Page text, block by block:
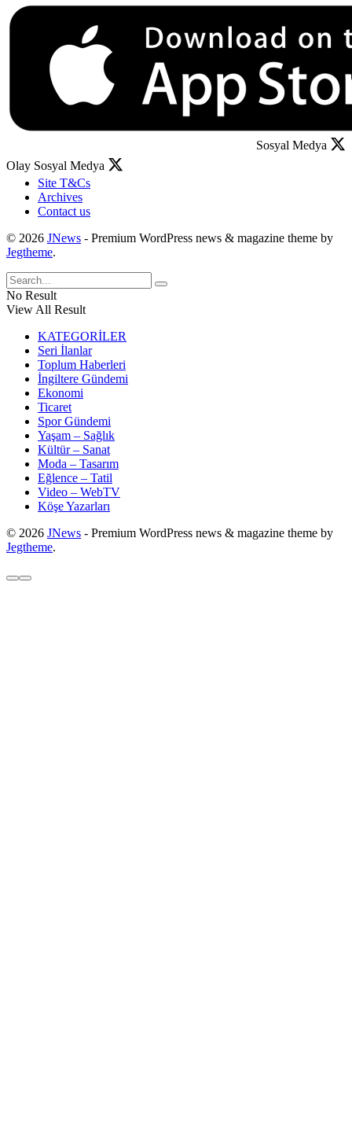
Sosyal Medya
Olay Sosyal Medya
Site T&Cs
Archives
Contact us
© 2026 JNews - Premium WordPress news & magazine theme by
Jegtheme.
No Result
View All Result
KATEGORİLER
Seri İlanlar
Toplum Haberleri
İngiltere Gündemi
Ekonomi
Ticaret
Spor Gündemi
Yaşam – Sağlık
Kültür – Sanat
Moda – Tasarım
Eğlence – Tatil
Video – WebTV
Köşe Yazarları
© 2026 JNews - Premium WordPress news & magazine theme by
Jegtheme.